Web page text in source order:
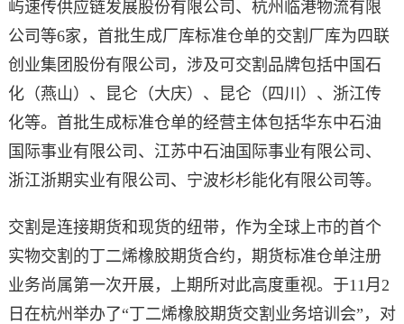
屿速传供应链发展股份有限公司、杭州临港物流有限
公司等6家，首批生成厂库标准仓单的交割厂库为四联
创业集团股份有限公司，涉及可交割品牌包括中国石
化（燕山）、昆仑（大庆）、昆仑（四川）、浙江传
化等。首批生成标准仓单的经营主体包括华东中石油
国际事业有限公司、江苏中石油国际事业有限公司、
浙江浙期实业有限公司、宁波杉杉能化有限公司等。
交割是连接期货和现货的纽带，作为全球上市的首个
实物交割的丁二烯橡胶期货合约，期货标准仓单注册
业务尚属第一次开展，上期所对此高度重视。于11月2
日在杭州举办了“丁二烯橡胶期货交割业务培训会”，对